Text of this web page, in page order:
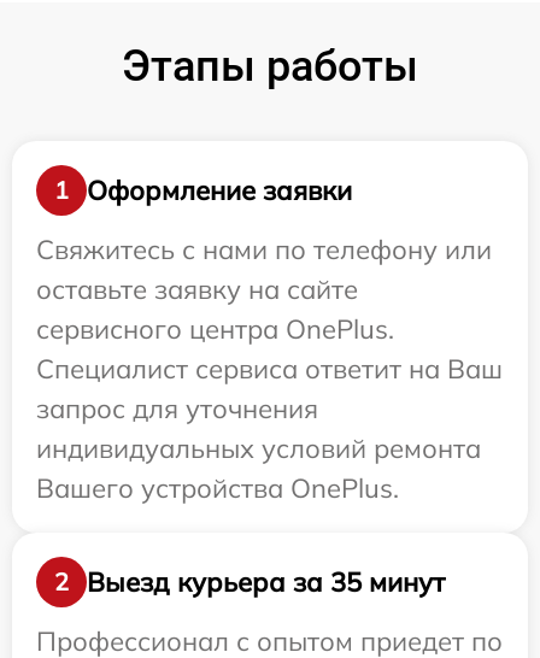
Этапы работы
1
Оформление заявки
Свяжитесь с нами по телефону или
оставьте заявку на сайте
сервисного центра OnePlus.
Специалист сервиса ответит на Ваш
запрос для уточнения
индивидуальных условий ремонта
Вашего устройства OnePlus.
2
Выезд курьера за 35 минут
Профессионал с опытом приедет по